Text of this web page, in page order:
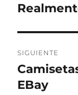
entradas
anterior:
SIGUIENTE
Entrada
siguiente:
EBay